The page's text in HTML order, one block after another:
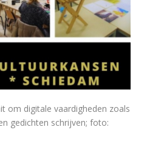
om digitale vaardigheden zoals
gedichten schrijven; foto: